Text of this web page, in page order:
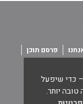
כדי שיפעל
יותר.
פרסם תוכן
מאנשים